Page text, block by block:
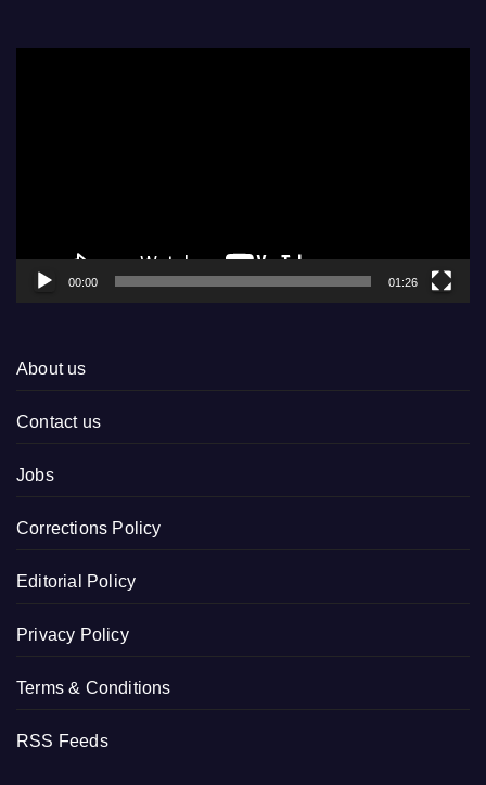
00:00 01:26
About us
Contact us
Jobs
Corrections Policy
Editorial Policy
Privacy Policy
Terms & Conditions
RSS Feeds